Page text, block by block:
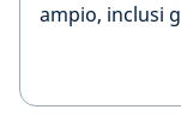
ampio, inclusi